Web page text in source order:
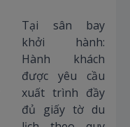
Tại sân bay
khởi hành:
Hành khách
được yêu cầu
xuất trình đầy
đủ giấy tờ du